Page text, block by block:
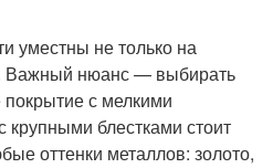
уместны не только на
Важный нюанс — выбирать
покрытие с мелкими
крупными блестками стоит
оттенки металлов: золото,